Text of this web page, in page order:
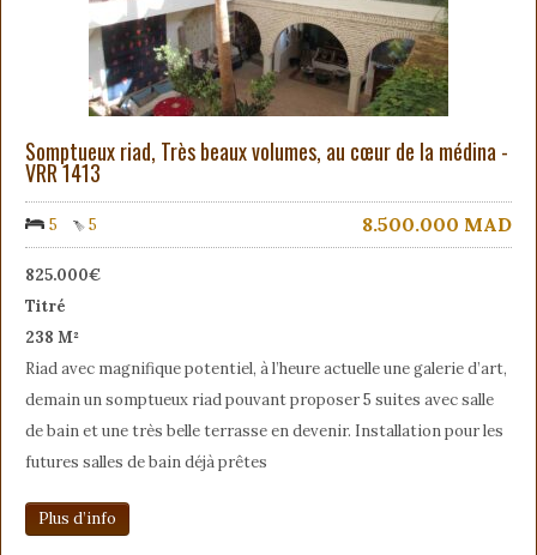
Somptueux riad, Très beaux volumes, au cœur de la médina -
VRR 1413
5 5 8.500.000 MAD
825.000€
Titré
238 M²
Riad avec magnifique potentiel, à l’heure actuelle une galerie d’art,
demain un somptueux riad pouvant proposer 5 suites avec salle
de bain et une très belle terrasse en devenir. Installation pour les
futures salles de bain déjà prêtes
Plus d’info